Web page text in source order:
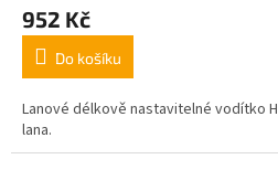
952 Kč
Do košíku
Lanové délkově nastavitelné vodítko
lana.